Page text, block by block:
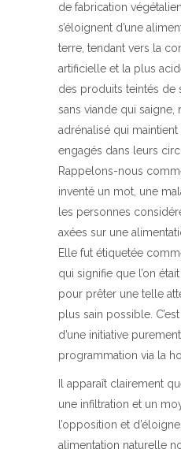
de fabrication
s’éloignent d’une
terre, tendant vers la
artificielle et la plus
des produits teintés de
sans viande qui saigne,
adrénalisé qui
engagés dans leurs
Rappelons-nous
inventé un mot, une
les personnes
axées sur une
Elle fut étiquetée
qui signifie que l’on
pour prêter une telle
plus sain possible.
d’une initiative
programmation via la
Il apparaît clairement
une infiltration et un
l’opposition et
alimentation naturelle